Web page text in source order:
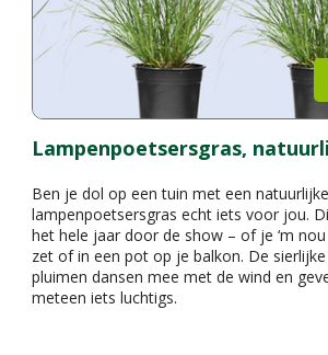
Lampenpoetsersgras,
Ben je dol op een tuin met een
lampenpoetsersgras echt iets voor jou.
het hele jaar door de show – of je ‘m
zet of in een pot op je balkon. De
pluimen dansen mee met de wind en
meteen iets luchtigs.